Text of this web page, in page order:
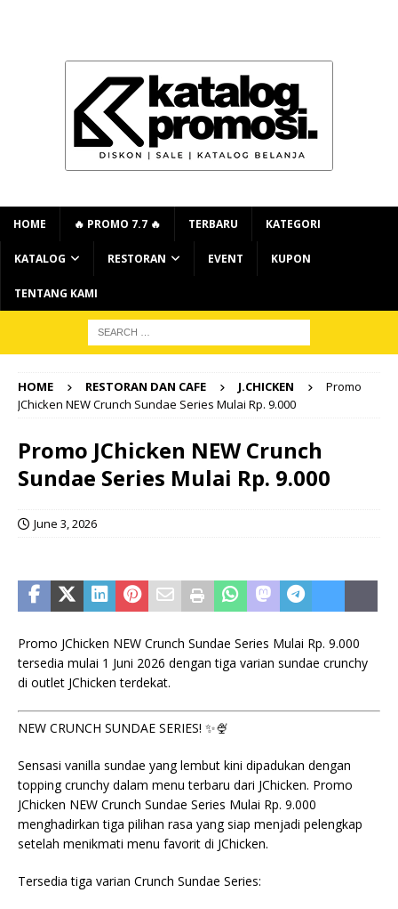
HOME 🔥 PROMO 7.7 🔥 TERBARU KATEGORI
KATALOG RESTORAN EVENT KUPON
TENTANG KAMI
HOME RESTORAN DAN CAFE J.CHICKEN
Promo
JChicken NEW Crunch Sundae Series Mulai Rp. 9.000
Promo JChicken NEW Crunch
Sundae Series Mulai Rp. 9.000
June 3, 2026
Promo JChicken NEW Crunch Sundae Series Mulai Rp. 9.000
tersedia mulai 1 Juni 2026 dengan tiga varian sundae crunchy
di outlet JChicken terdekat.
NEW CRUNCH SUNDAE SERIES! ✨🍨
Sensasi vanilla sundae yang lembut kini dipadukan dengan
topping crunchy dalam menu terbaru dari JChicken. Promo
JChicken NEW Crunch Sundae Series Mulai Rp. 9.000
menghadirkan tiga pilihan rasa yang siap menjadi pelengkap
setelah menikmati menu favorit di JChicken.
Tersedia tiga varian Crunch Sundae Series: